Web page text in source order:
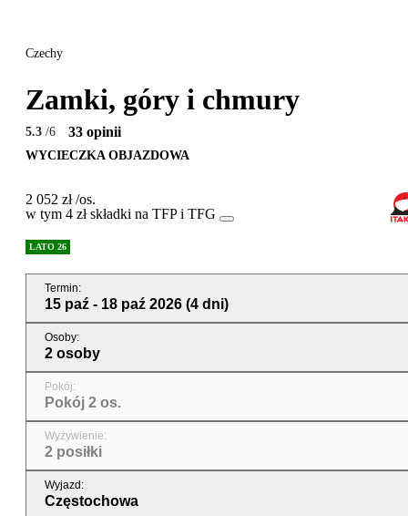
Czechy
Zamki, góry i chmury
5.3 /6 33 opinii
WYCIECZKA OBJAZDOWA
2 052 zł/os.
w tym 4 zł składki na TFP i TFG
LATO 26
Termin:
15 paź - 18 paź 2026 (4 dni)
Osoby:
2 osoby
Pokój:
Pokój 2 os.
Wyżywienie:
2 posiłki
Wyjazd :
Częstochowa